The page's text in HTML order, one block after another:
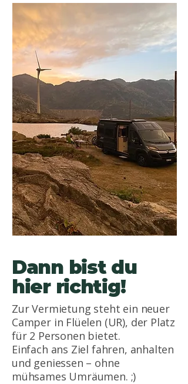
Dann bist du
hier richtig!
Zur Vermietung steht ein neuer
Camper in Flüelen (UR), der Platz
für 2 Personen bietet.
Einfach ans Ziel fahren, anhalten
und geniessen – ohne
mühsames Umräumen. ;)